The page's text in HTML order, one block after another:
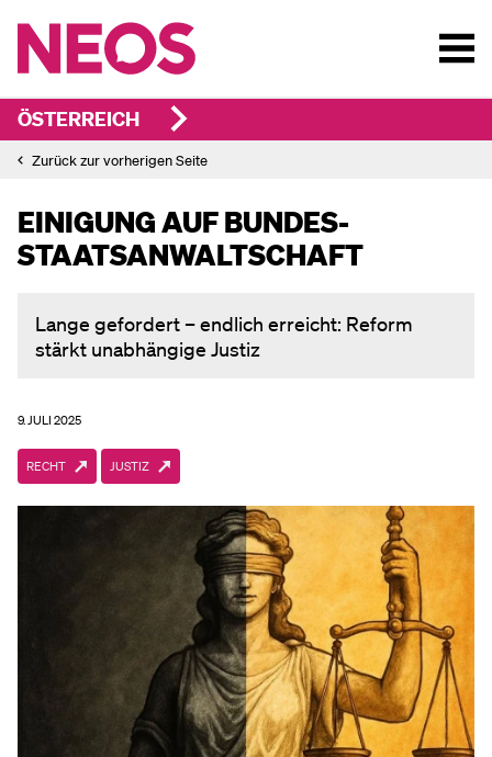
ÖSTERREICH
Zurück zur vorherigen Seite
EINIGUNG AUF BUNDES­
STAATSANWALT­SCHAFT
Lange gefordert – endlich erreicht: Reform
stärkt unabhängige Justiz
9. JULI 2025
RECHT JUSTIZ